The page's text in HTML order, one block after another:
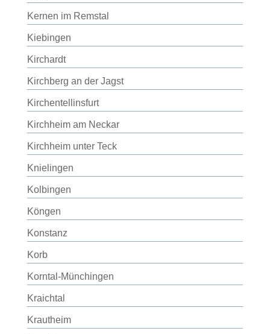
Kernen im Remstal
Kiebingen
Kirchardt
Kirchberg an der Jagst
Kirchentellinsfurt
Kirchheim am Neckar
Kirchheim unter Teck
Knielingen
Kolbingen
Köngen
Konstanz
Korb
Korntal-Münchingen
Kraichtal
Krautheim